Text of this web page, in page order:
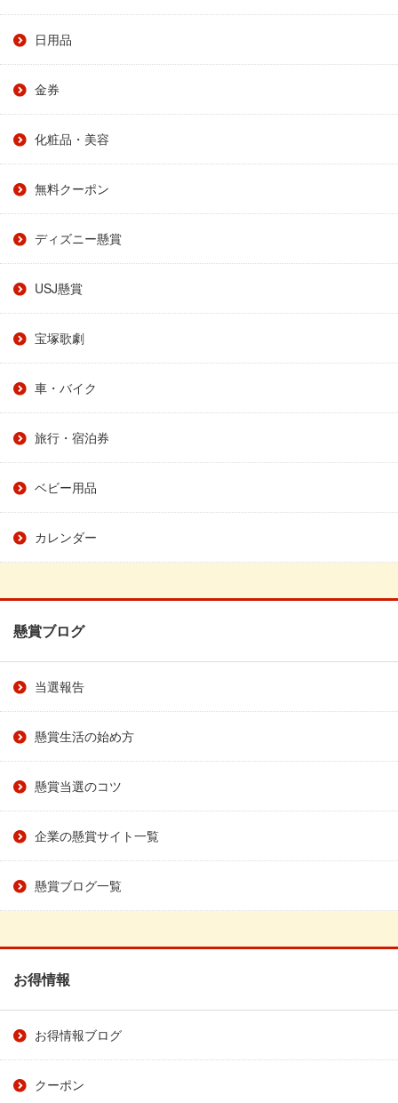
日用品
金券
化粧品・美容
無料クーポン
ディズニー懸賞
USJ懸賞
宝塚歌劇
車・バイク
旅行・宿泊券
ベビー用品
カレンダー
懸賞ブログ
当選報告
懸賞生活の始め方
懸賞当選のコツ
企業の懸賞サイト一覧
懸賞ブログ一覧
お得情報
お得情報ブログ
クーポン